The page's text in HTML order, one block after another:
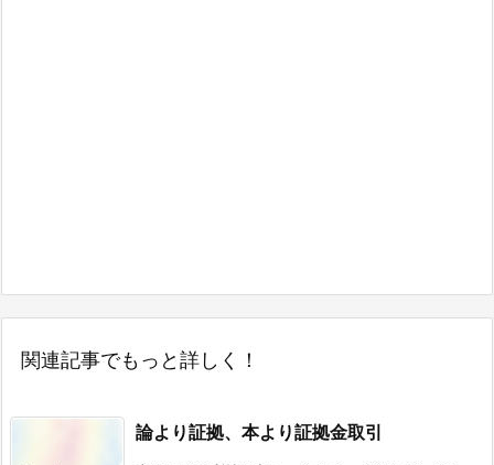
関連記事でもっと詳しく！
論より証拠、本より証拠金取引